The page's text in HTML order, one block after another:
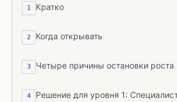
1 Кратко
2 Когда открывать
3 Четыре причины остановки роста
4
Решение для уровня 1: